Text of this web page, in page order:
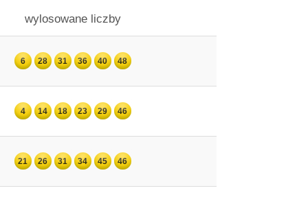
wylosowane liczby
6 28 31 36 40 48
4 14 18 23 29 46
21 26 31 34 45 46